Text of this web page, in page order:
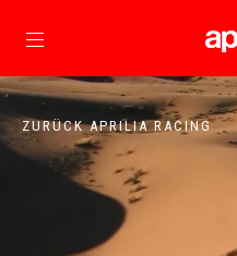
ZURÜCK APRILIA RACING